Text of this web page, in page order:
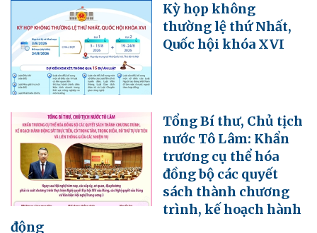
Kỳ họp không
thường lệ thứ Nhất,
Quốc hội khóa XVI
Tổng Bí thư, Chủ tịch
nước Tô Lâm: Khẩn
trương cụ thể hóa
đồng bộ các quyết
sách thành chương
trình, kế hoạch hành
động